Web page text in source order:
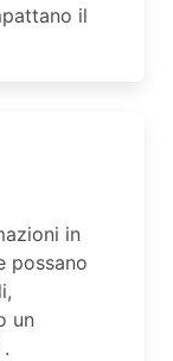
il
in
possano
un